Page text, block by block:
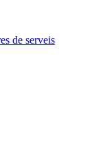
de serveis